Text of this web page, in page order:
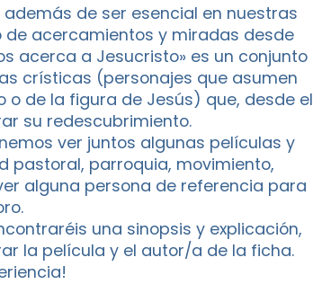
además de ser esencial en nuestras
acercamientos y miradas desde
acerca a Jesucristo» es un conjunto
crísticas (personajes que asumen
o de la figura de Jesús) que, desde el
su redescubrimiento.
ver juntos algunas películas y
pastoral, parroquia, movimiento,
alguna persona de referencia para
una sinopsis y explicación,
la película y el autor/a de la ficha.